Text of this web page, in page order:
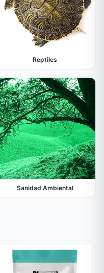
Reptiles
Sanidad Ambiental